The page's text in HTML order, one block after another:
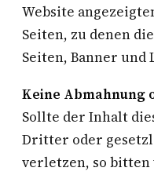
Website
Seiten, zu denen
Seiten, Banner
Keine Abmahnung
Sollte der Inhalt
Dritter oder
verletzen, so